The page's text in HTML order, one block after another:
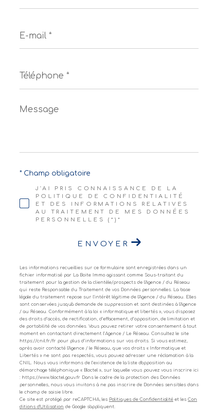
mail
*
*
Message
*
J'AI PRIS CONNAISSANCE DE LA
POLITIQUE DE CONFIDENTIALITÉ
ET DES INFORMATIONS RELATIVES
AU TRAITEMENT DE MES DONNÉES
PERSONNELLES (*)*
* Champ obligatoire
ENVOYER
Les informations recueillies sur ce formulaire sont enregistrées dans un
fichier informatisé par La Boite Immo agissant comme Sous-traitant du
traitement pour la gestion de la clientèle/prospects de l'Agence / du Réseau
qui reste Responsable du Traitement de vos Données personnelles. La base
légale du traitement repose sur l'intérêt légitime de l'Agence / du Réseau. Elles
sont conservées jusqu'à demande de suppression et sont destinées à l'Agence
/ au Réseau. Conformément à la loi « informatique et libertés », vous disposez
des droits d’accès, de rectification, d’effacement, d’opposition, de limitation et
de portabilité de vos données. Vous pouvez retirer votre consentement à tout
moment en contactant directement l’Agence / Le Réseau. Consultez le site
https://cnil.fr/fr pour plus d’informations sur vos droits. Si vous estimez,
après avoir contacté l'Agence / le Réseau, que vos droits « Informatique et
Libertés » ne sont pas respectés, vous pouvez adresser une réclamation à la
CNIL. Nous vous informons de l’existence de la liste d'opposition au
démarchage téléphonique « Bloctel », sur laquelle vous pouvez vous inscrire ici
: https://www.bloctel.gouv.fr Dans le cadre de la protection des Données
personnelles, nous vous invitons à ne pas inscrire de Données sensibles dans
le champ de saisie libre.
Ce site est protégé par reCAPTCHA, les Politiques de Confidentialité et les Con
ditions d'Utilisation de Google s'appliquent.